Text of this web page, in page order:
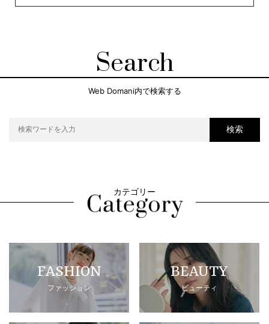
Search
Web Domani内で検索する
検索
カテゴリー
FASHION
ファッション
BEAUTY
ビューティ